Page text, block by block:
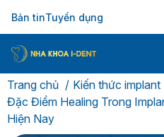
Bản tinTuyển dụng
Trang chủ
Kiến thức implant
Đặc Điểm Healing Trong
Hiện Nay